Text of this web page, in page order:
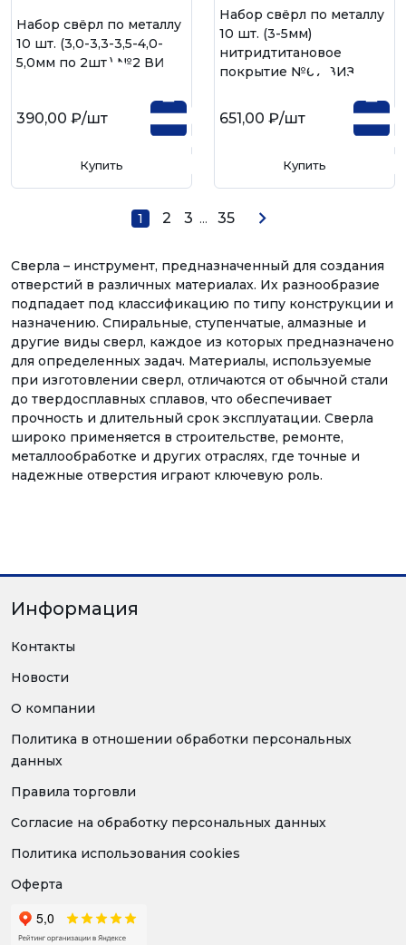
Набор свёрл по металлу
10 шт. (3,0-3,3-3,5-4,0-
5,0мм по 2шт.) №2 ВИЗ
390,00 ₽/шт
Купить
Набор свёрл по металлу
10 шт. (3-5мм)
нитридтитановое
покрытие №67 ВИЗ
651,00 ₽/шт
Купить
1 2 3 ... 35
Сверла – инструмент, предназначенный для создания
отверстий в различных материалах. Их разнообразие
подпадает под классификацию по типу конструкции и
назначению. Спиральные, ступенчатые, алмазные и
другие виды сверл, каждое из которых предназначено
для определенных задач. Материалы, используемые
при изготовлении сверл, отличаются от обычной стали
до твердосплавных сплавов, что обеспечивает
прочность и длительный срок эксплуатации. Сверла
широко применяется в строительстве, ремонте,
металлообработке и других отраслях, где точные и
надежные отверстия играют ключевую роль.
Информация
Контакты
Новости
О компании
Политика в отношении обработки персональных
данных
Правила торговли
Согласие на обработку персональных данных
Политика использования cookies
Оферта